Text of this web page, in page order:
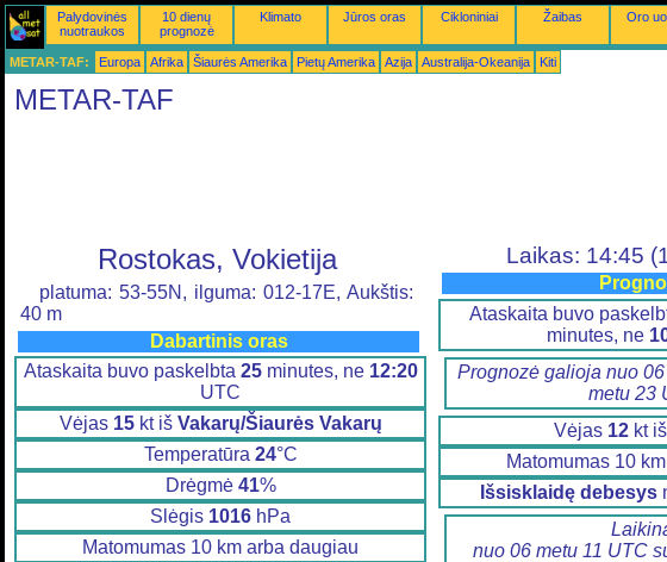
Palydovinės
nuotraukos
10 dienų
prognozė
Klimato Jūros oras Cikloniniai Žaibas Oro
METAR-TAF: Europa Afrika Šiaurės Amerika Pietų Amerika Azija Australija-Okeanija Kiti
METAR-TAF
Rostokas, Vokietija
platuma: 53-55N, ilguma: 012-17E, Aukštis:
40 m
Dabartinis oras
Ataskaita buvo paskelbta 25minutes, ne 12:20
UTC
Vėjas 15kt iš Vakarų/Šiaurės Vakarų
Temperatūra 24°C
Drėgmė 41%
Slėgis 1016 hPa
Matomumas 10 km arba daugiau
Laikas: 14:45
Ataskaita buvo
minutes, ne
Prognozė galioja nuo
metu 23
Vėjas 12 kt iš
Matomumas 10
Išsisklaidę debesys
nuo 06 metu 11 UTC